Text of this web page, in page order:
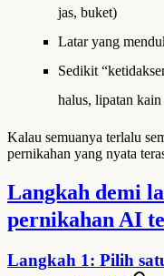
jas, buket)
Latar yang
Sedikit
halus, lipatan
Kalau semuanya terlalu
pernikahan yang nyata
Langkah demi
pernikahan AI
Langkah 1: Pilih